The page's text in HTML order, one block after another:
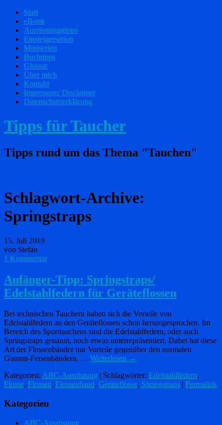
Start
eBook
Ausrüstungstipps
Einsteigerserien
Miniserien
Buchtipps
Glossar
Über mich
Kontakt
Impressum/ Disclaimer
Datenschutzerklärung
Tipps für Taucher
Tipps rund um das Thema "Tauchen"
Schlagwort-Archive:
Springstraps
15. Juli 2019
von Stefan
1 Kommentar
Anfänger-Tipp: Springstraps/
Edelstahlfedern für Geräteflossen
Bei technischen Tauchern haben sich die Vorteile von
Edelstahlfedern an den Geräteflossen schon herumgesprochen. Im
Bereich des Sporttauchens sind die Edelstahlfedern, oder auch
Springstraps genannt, noch etwas unterrepräsentiert. Dabei hat diese
Art der Flossenbänder nur Vorteile gegenüber den normalen
Gummi-Fersenbändern, … Weiterlesen →
Kategorien: ABC-Ausrüstung | Schlagwörter: Edelstahlfedern,
Flosse, Flossen, Flossenband, Geräteflosse, Springstraps Permalink
Kategorien
ABC-Ausrüstung